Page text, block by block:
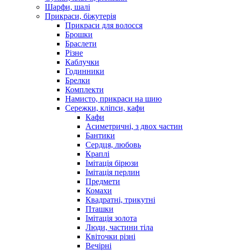
Шарфи, шалі
Прикраси, біжутерія
Прикраси для волосся
Брошки
Браслети
Різне
Каблучки
Годинники
Брелки
Комплекти
Намисто, прикраси на шию
Сережки, кліпси, кафи
Кафи
Асиметричні, з двох частин
Бантики
Сердця, любовь
Краплі
Імітація бірюзи
Імітація перлин
Предмети
Комахи
Квадратні, трикутні
Пташки
Імітація золота
Люди, частини тіла
Квіточки різні
Вечірні